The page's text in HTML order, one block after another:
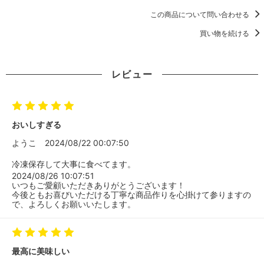
この商品について問い合わせる
買い物を続ける
レビュー
おいしすぎる
ようこ
2024/08/22 00:07:50
冷凍保存して大事に食べてます。
2024/08/26 10:07:51
いつもご愛顧いただきありがとうございます！
今後ともお喜びいただける丁寧な商品作りを心掛けて参りますの
で、よろしくお願いいたします。
最高に美味しい